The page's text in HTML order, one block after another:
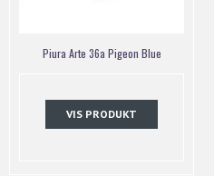
Piura Arte 36a Pigeon Blue
VIS PRODUKT